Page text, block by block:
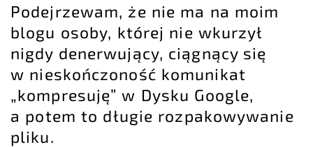
Podejrzewam, że nie ma na moim
blogu osoby, której nie wkurzył
nigdy denerwujący, ciągnący się
w nieskończoność komunikat
„kompresuję” w Dysku Google,
a potem to długie rozpakowywanie
pliku.